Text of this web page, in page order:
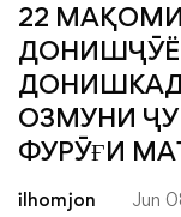
22
ОЗМУНИ
ФУРӮҒИ
ilhomjon Jun